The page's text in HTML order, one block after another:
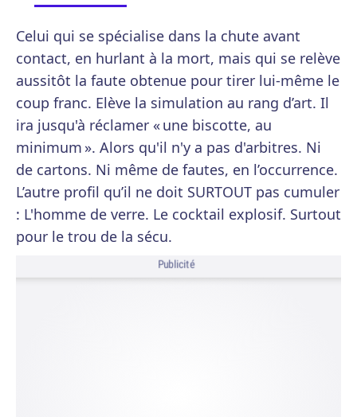
Celui qui se spécialise dans la chute avant
contact, en hurlant à la mort, mais qui se relève
aussitôt la faute obtenue pour tirer lui-même le
coup franc. Elève la simulation au rang d’art. Il
ira jusqu'à réclamer « une biscotte, au
minimum ». Alors qu'il n'y a pas d'arbitres. Ni
de cartons. Ni même de fautes, en l’occurrence.
L’autre profil qu’il ne doit SURTOUT pas cumuler
: L'homme de verre. Le cocktail explosif. Surtout
pour le trou de la sécu.
Publicité